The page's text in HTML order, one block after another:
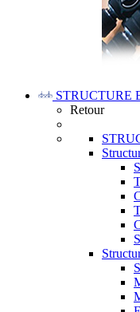
STRUCTURE
Retour